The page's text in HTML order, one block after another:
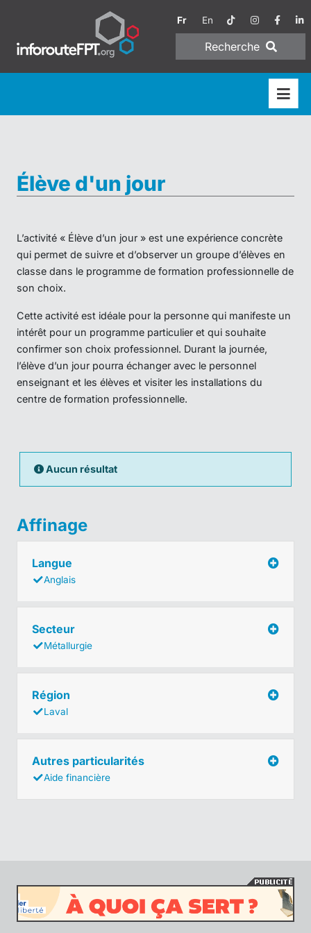
Fr En
Recherche
Élève d'un jour
L’activité « Élève d’un jour » est une expérience concrète
qui permet de suivre et d’observer un groupe d’élèves en
classe dans le programme de formation professionnelle de
son choix.
Cette activité est idéale pour la personne qui manifeste un
intérêt pour un programme particulier et qui souhaite
confirmer son choix professionnel. Durant la journée,
l’élève d’un jour pourra échanger avec le personnel
enseignant et les élèves et visiter les installations du
centre de formation professionnelle.
Aucun résultat
Affinage
Langue
Anglais
Secteur
Métallurgie
Région
Laval
Autres particularités
Aide financière